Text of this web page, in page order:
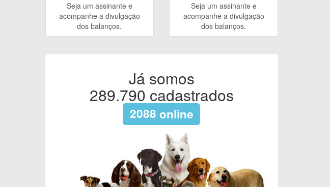
Seja um assinante e
acompanhe a divulgação
dos balanços.
Seja um assinante e
acompanhe a divulgação
dos balanços.
Já somos
289.790 cadastrados
2088 online